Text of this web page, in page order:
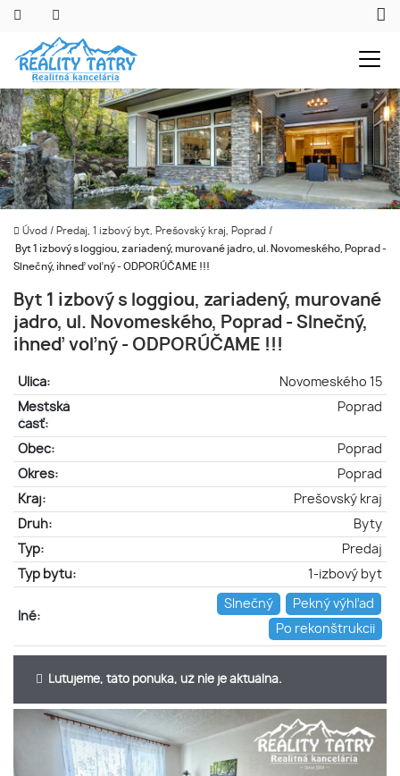
Úvod / Predaj, 1 izbový byt, Prešovský kraj, Poprad /
Byt 1 izbový s loggiou, zariadený, murované jadro, ul. Novomeského, Poprad -
Slnečný, ihneď voľný - ODPORÚČAME !!!
Byt 1 izbový s loggiou, zariadený, murované
jadro, ul. Novomeského, Poprad - Slnečný,
ihneď voľný - ODPORÚČAME !!!
Ulica:
Novomeského 15
Mestská
časť:
Poprad
Obec:
Poprad
Okres:
Poprad
Kraj:
Prešovský kraj
Druh:
Byty
Typ:
Predaj
Typ bytu:
1-izbový byt
Iné:
Slnečný
Pekný výhľad
Po rekonštrukcii
Ľutujeme, táto ponuka, už nie je aktuálna.